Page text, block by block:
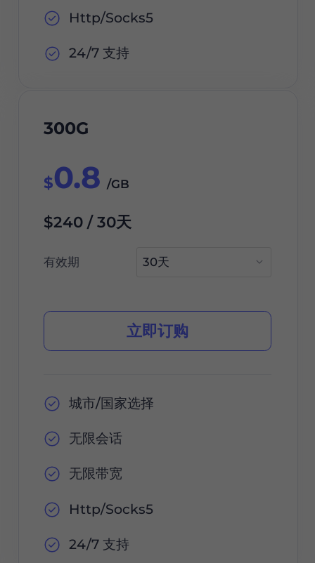
Http/Socks5
24/7 支持
300G
$0.8 /GB
$240 / 30天
有效期
立即订购
城市/国家选择
无限会话
无限带宽
Http/Socks5
24/7 支持